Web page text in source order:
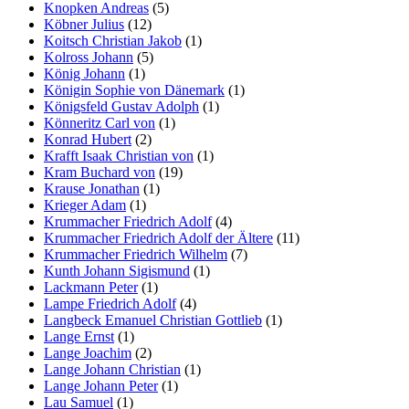
Knopken Andreas (5)
Köbner Julius (12)
Koitsch Christian Jakob (1)
Kolross Johann (5)
König Johann (1)
Königin Sophie von Dänemark (1)
Königsfeld Gustav Adolph (1)
Könneritz Carl von (1)
Konrad Hubert (2)
Krafft Isaak Christian von (1)
Kram Buchard von (19)
Krause Jonathan (1)
Krieger Adam (1)
Krummacher Friedrich Adolf(4)
Krummacher Friedrich Adolf der Ältere (11)
Krummacher Friedrich Wilhelm (7)
Kunth Johann Sigismund (1)
Lackmann Peter(1)
Lampe Friedrich Adolf(4)
Langbeck Emanuel Christian Gottlieb (1)
Lange Ernst (1)
Lange Joachim (2)
Lange Johann Christian (1)
Lange Johann Peter(1)
Lau Samuel (1)